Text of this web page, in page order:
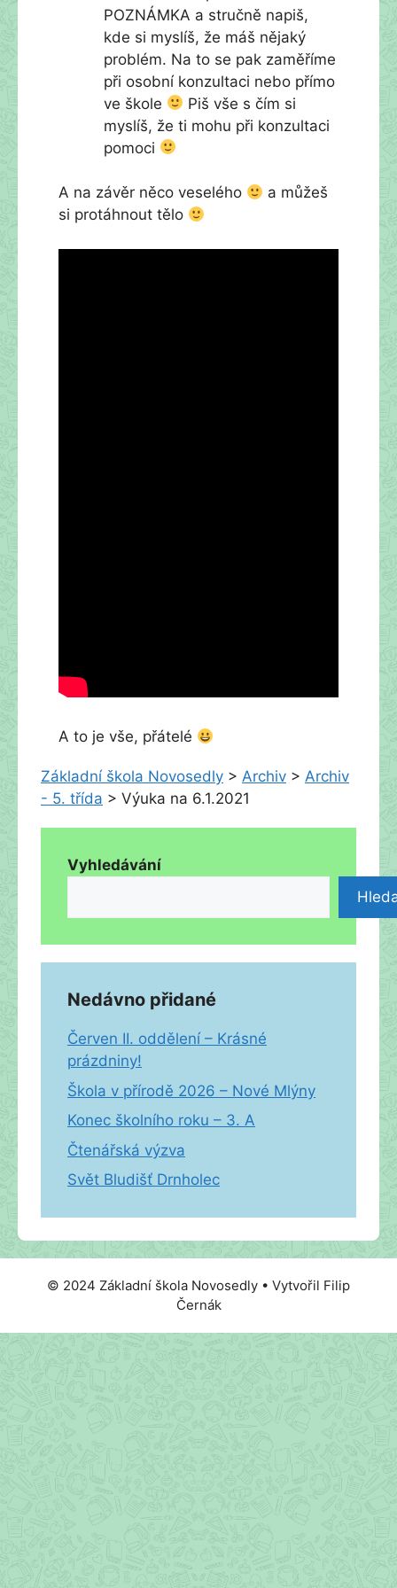
POZNÁMKA a stručně napiš,
kde si myslíš, že máš nějaký
problém. Na to se pak zaměříme
při osobní konzultaci nebo přímo
ve škole
Piš vše s čím si
myslíš, že ti mohu při konzultaci
pomoci
A na závěr něco veselého
a můžeš
si protáhnout tělo
A to je vše, přátelé
Základní škola Novosedly > Archiv > Archiv
- 5. třída > Výuka na 6.1.2021
Vyhledávání
Nedávno přidané
Červen II. oddělení – Krásné
prázdniny!
Škola v přírodě 2026 – Nové Mlýny
Konec školního roku – 3. A
Čtenářská výzva
Svět Bludišť Drnholec
© 2024 Základní škola Novosedly • Vytvořil Filip
Černák